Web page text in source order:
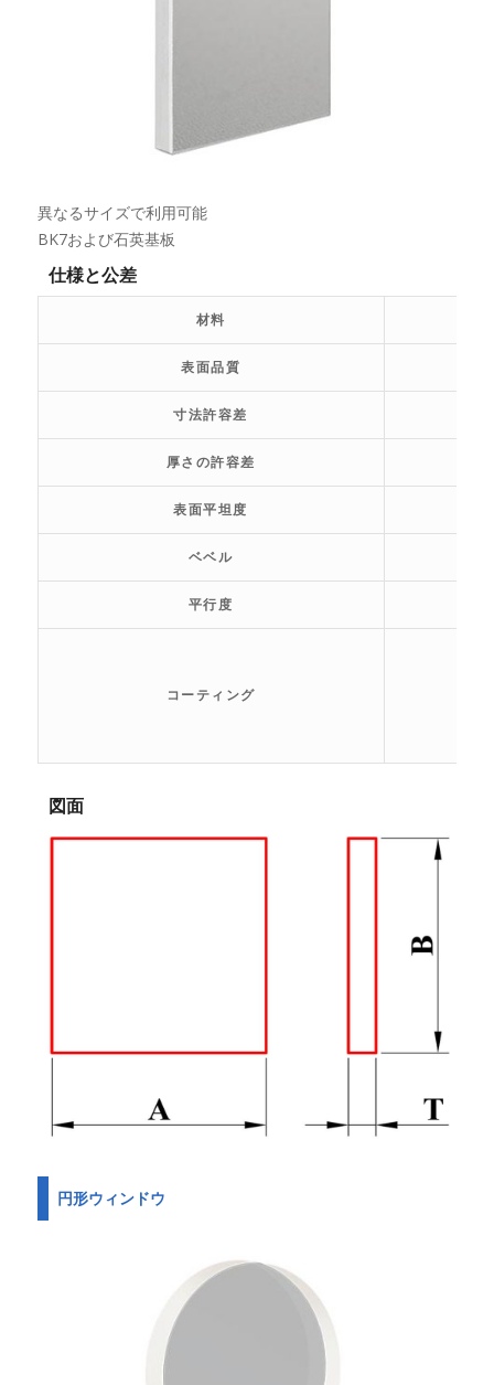
異なるサイズで利用可能
BK7および石英基板
仕様と公差
材料
表面品質
寸法許容差
厚さの許容差
表面平坦度
ベベル
平行度
コーティング
図面
円形ウィンドウ